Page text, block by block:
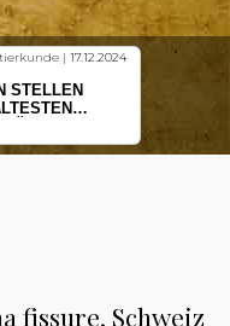
| 17.12.2024
STELLEN
fissure, Schweiz